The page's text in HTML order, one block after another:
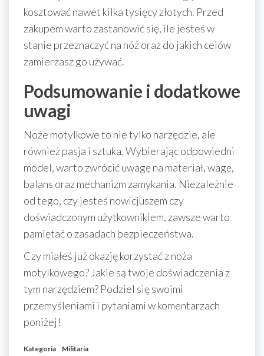
kosztować nawet kilka tysięcy złotych. Przed
zakupem warto zastanowić się, ile jesteś w
stanie przeznaczyć na nóż oraz do jakich celów
zamierzasz go używać.
Podsumowanie i dodatkowe
uwagi
Noże motylkowe to nie tylko narzędzie, ale
również pasja i sztuka. Wybierając odpowiedni
model, warto zwrócić uwagę na materiał, wagę,
balans oraz mechanizm zamykania. Niezależnie
od tego, czy jesteś nowicjuszem czy
doświadczonym użytkownikiem, zawsze warto
pamiętać o zasadach bezpieczeństwa.
Czy miałeś już okazję korzystać z noża
motylkowego? Jakie są twoje doświadczenia z
tym narzędziem? Podziel się swoimi
przemyśleniami i pytaniami w komentarzach
poniżej!
Kategoria Militaria